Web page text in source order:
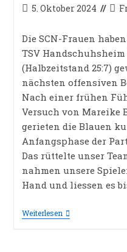
Beitrag
5. Oktober 2024
Die SCN-Frauen
TSV
(Halbzeitstand 25:7)
nächsten offensiven
Nach einer frühen
Versuch von Mareike
gerieten die Blauen
Anfangsphase der
Das rüttelte unser
nahmen unsere
Hand und liessen es
WeiterlesenSCN-
FRAUEN